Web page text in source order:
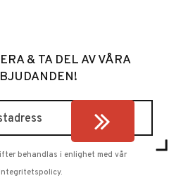
& TA DEL AV VÅRA
behandlas i enlighet med vår
integritetspolicy.